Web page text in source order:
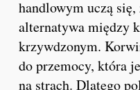
handlowym uczą
alternatywa między
krzywdzonym.
do przemocy, która
na strach. Dlatego